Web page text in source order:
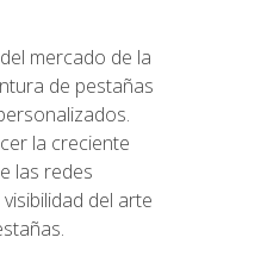
mercado de la
de pestañas
la creciente
las redes
del arte